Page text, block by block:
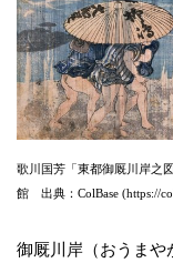
歌川国芳「東都御厩川岸之
館 出典：ColBase (https://
御厩川岸（おうまや